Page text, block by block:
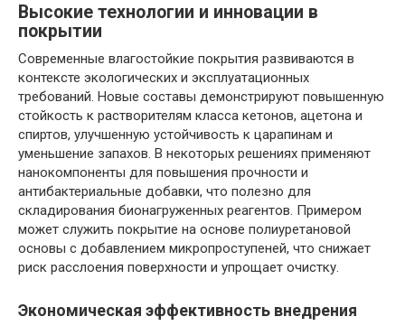
Высокие технологии и инновации в
покрытии
Современные влагостойкие покрытия развиваются в
контексте экологических и эксплуатационных
требований. Новые составы демонстрируют повышенную
стойкость к растворителям класса кетонов, ацетона и
спиртов, улучшенную устойчивость к царапинам и
уменьшение запахов. В некоторых решениях применяют
нанокомпоненты для повышения прочности и
антибактериальные добавки, что полезно для
складирования бионагруженных реагентов. Примером
может служить покрытие на основе полиуретановой
основы с добавлением микропроступеней, что снижает
риск расслоения поверхности и упрощает очистку.
Экономическая эффективность внедрения